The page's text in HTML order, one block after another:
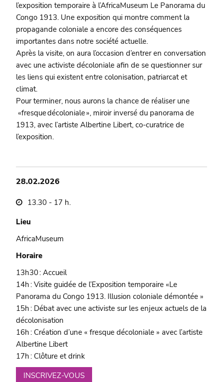
l’exposition temporaire à l’AfricaMuseum Le Panorama du
Congo 1913. Une exposition qui montre comment la
propagande coloniale a encore des conséquences
importantes dans notre société actuelle.
Après la visite, on aura l’occasion d’entrer en conversation
avec une activiste décoloniale afin de se questionner sur
les liens qui existent entre colonisation, patriarcat et
climat.
Pour terminer, nous aurons la chance de réaliser une
«fresque décoloniale », miroir inversé du panorama de
1913, avec l’artiste Albertine Libert, co-curatrice de
l’exposition.
28.02.2026
13.30 - 17 h.
Lieu
AfricaMuseum
Horaire
13h30 : Accueil
14h : Visite guidée de l’Exposition temporaire «Le
Panorama du Congo 1913. Illusion coloniale démontée »
15h : Débat avec une activiste sur les enjeux actuels de la
décolonisation
16h : Création d’une « fresque décoloniale » avec l’artiste
Albertine Libert
17h : Clôture et drink
INSCRIVEZ-VOUS